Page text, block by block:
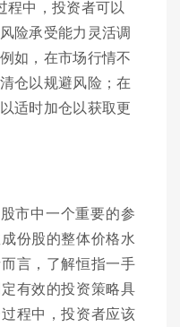
程中，投资者可以
险承受能力灵活调
如，在市场行情不
仓以规避风险；在
适时加仓以获取更
市中一个重要的参
份股的整体价格水
言，了解恒指一手
有效的投资策略具
程中，投资者应该